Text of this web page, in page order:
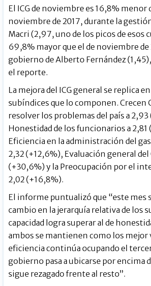
El ICG de noviembre es 16,8% menor
noviembre de 2017, durante la
Macri (2,97, uno de los picos de esos
69,8% mayor que el de noviembre de
gobierno de Alberto Fernández
el reporte.
La mejora del ICG general se replica
subíndices que lo componen. Crecen
resolver los problemas del país a
Honestidad de los funcionarios a 2,81
Eficiencia en la administración del
2,32 (+12,6%), Evaluación general
(+30,6%) y la Preocupación por el
2,02 (+16,8%).
El informe puntualizó que “este mes
cambio en la jerarquía relativa de los
capacidad logra superar al de
ambos se mantienen como los mejor
eficiencia continúa ocupando el
gobierno pasa a ubicarse por encima
sigue rezagado frente al resto”.